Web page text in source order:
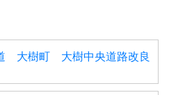
大樹町 大樹中央道路改良